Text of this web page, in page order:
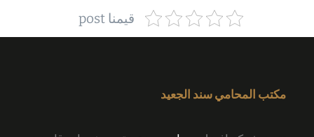
قيمنا post
مكتب المحامي سند الجعيد